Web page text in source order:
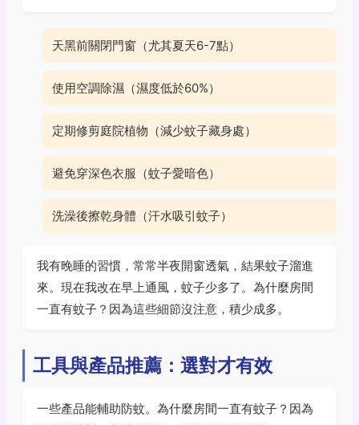
天黑前關閉門窗（尤其夏天6-7點）
使用空調除濕（濕度低於60%）
定期修剪庭院植物（減少蚊子藏身處）
避免穿深色衣服（蚊子愛暗色）
洗澡後擦乾身體（汗水吸引蚊子）
我有晚睡的習慣，常常半夜開窗透氣，結果蚊子溜進
來。現在我改在早上通風，蚊子少多了。為什麼房間
一直有蚊子？因為這些細節沒注意，積少成多。
工具與產品推薦：選對才有效
一些產品能輔助防蚊。為什麼房間一直有蚊子？因為